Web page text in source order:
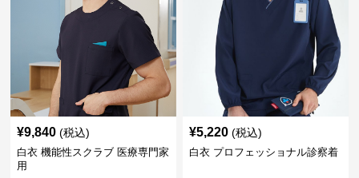
¥9,840 (税込)
白衣 機能性スクラブ 医療専門家
用
¥5,220 (税込)
白衣 プロフェッショナル診察着